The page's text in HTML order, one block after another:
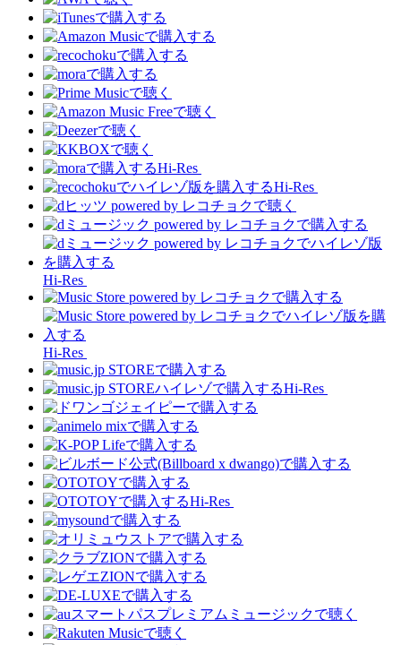
Hi-Res
Hi-Res
Hi-Res
Hi-Res
Hi-Res
Hi-Res